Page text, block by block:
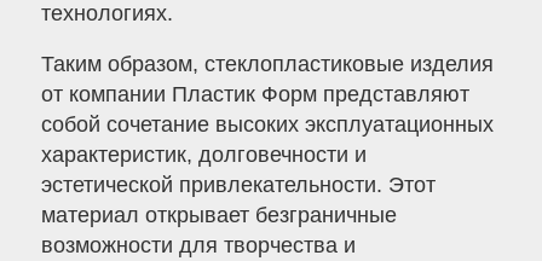
технологиях.
Таким образом, стеклопластиковые изделия
от компании Пластик Форм представляют
собой сочетание высоких эксплуатационных
характеристик, долговечности и
эстетической привлекательности. Этот
материал открывает безграничные
возможности для творчества и